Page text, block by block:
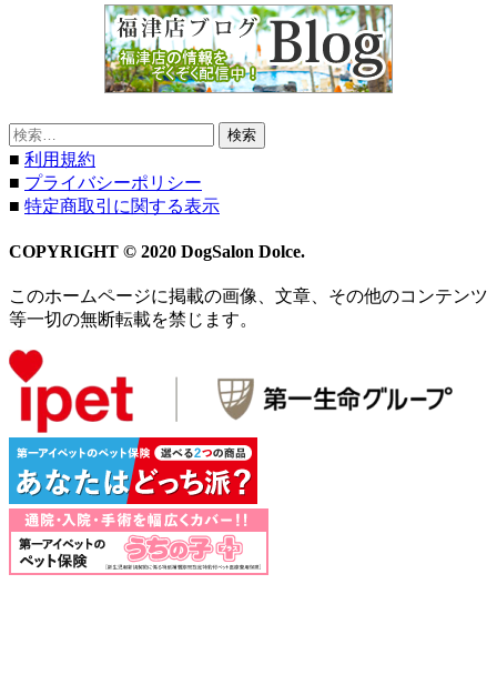
検
索:
■ 利用規約
■ プライバシーポリシー
■ 特定商取引に関する表示
COPYRIGHT © 2020 DogSalon Dolce.
このホームページに掲載の画像、文章、その他のコンテンツ
等一切の無断転載を禁じます。